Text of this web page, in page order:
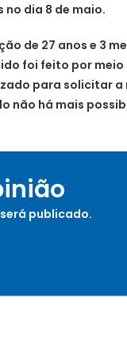
dia 8 de maio.
de 27 anos e 3
foi feito por meio
para solicitar a
não há mais
publicado.